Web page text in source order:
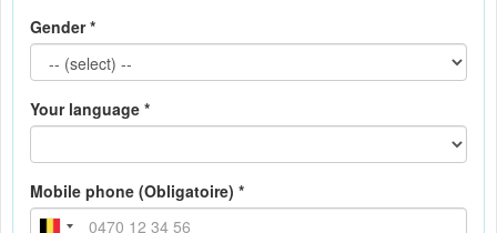
Gender *
Your language *
Mobile phone (Obligatoire) *